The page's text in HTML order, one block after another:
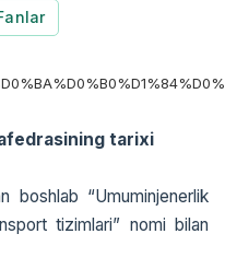
tarixi
boshlab “Umuminjenerlik
tizimlari” nomi bilan